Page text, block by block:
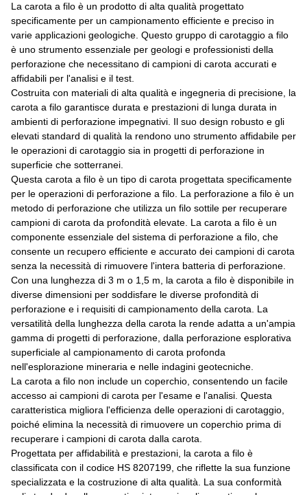
La carota a filo è un prodotto di alta qualità progettato
specificamente per un campionamento efficiente e preciso in
varie applicazioni geologiche. Questo gruppo di carotaggio a filo
è uno strumento essenziale per geologi e professionisti della
perforazione che necessitano di campioni di carota accurati e
affidabili per l'analisi e il test.
Costruita con materiali di alta qualità e ingegneria di precisione, la
carota a filo garantisce durata e prestazioni di lunga durata in
ambienti di perforazione impegnativi. Il suo design robusto e gli
elevati standard di qualità la rendono uno strumento affidabile per
le operazioni di carotaggio sia in progetti di perforazione in
superficie che sotterranei.
Questa carota a filo è un tipo di carota progettata specificamente
per le operazioni di perforazione a filo. La perforazione a filo è un
metodo di perforazione che utilizza un filo sottile per recuperare
campioni di carota da profondità elevate. La carota a filo è un
componente essenziale del sistema di perforazione a filo, che
consente un recupero efficiente e accurato dei campioni di carota
senza la necessità di rimuovere l'intera batteria di perforazione.
Con una lunghezza di 3 m o 1,5 m, la carota a filo è disponibile in
diverse dimensioni per soddisfare le diverse profondità di
perforazione e i requisiti di campionamento della carota. La
versatilità della lunghezza della carota la rende adatta a un'ampia
gamma di progetti di perforazione, dalla perforazione esplorativa
superficiale al campionamento di carota profonda
nell'esplorazione mineraria e nelle indagini geotecniche.
La carota a filo non include un coperchio, consentendo un facile
accesso ai campioni di carota per l'esame e l'analisi. Questa
caratteristica migliora l'efficienza delle operazioni di carotaggio,
poiché elimina la necessità di rimuovere un coperchio prima di
recuperare i campioni di carota dalla carota.
Progettata per affidabilità e prestazioni, la carota a filo è
classificata con il codice HS 8207199, che riflette la sua funzione
specializzata e la costruzione di alta qualità. La sua conformità